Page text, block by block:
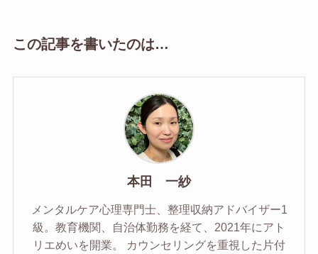
この記事を書いたのは…
本田 一紗
メンタルケア心理専門士、整理収納アドバイザー1
級。教育機関、自治体勤務を経て、2021年にアト
リエめいを開業。 カウンセリングを重視した片付